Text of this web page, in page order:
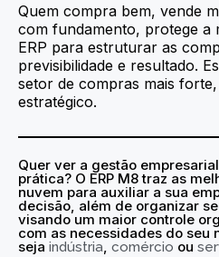
Quem compra bem, vende
com fundamento, protege a
ERP para estruturar as
previsibilidade e resultado.
setor de compras mais
estratégico.
Quer ver a gestão
prática? O ERP M8 traz as
nuvem para auxiliar a sua
decisão, além de organizar
visando um maior controle
com as necessidades do seu
seja indústria, comércio ou